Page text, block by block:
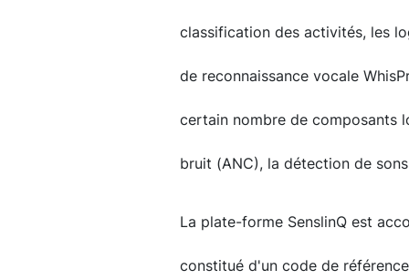
classification des activités, les
de reconnaissance vocale
certain nombre de composants
bruit (ANC), la détection de
La plate-forme SenslinQ est
constitué d'un code de